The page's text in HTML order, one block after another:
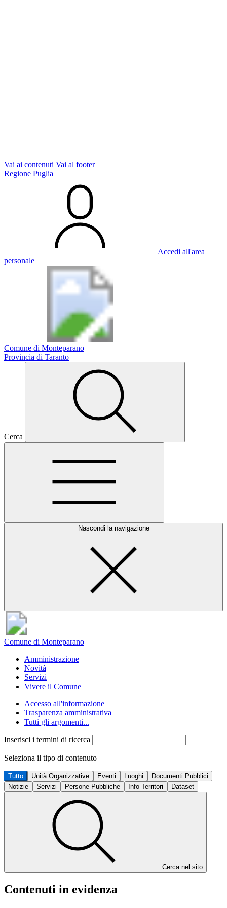
Vai ai contenuti Vai al footer
Regione Puglia
Accedi all'area
personale
Comune di Monteparano
Provincia di Taranto
Cerca
Nascondi la navigazione
Comune di Monteparano
Amministrazione
Novità
Servizi
Vivere il Comune
Accesso all'informazione
Trasparenza amministrativa
Tutti gli argomenti...
Inserisci i termini di ricerca
Seleziona il tipo di contenuto
Tutto Unità Organizzative Eventi Luoghi
Documenti Pubblici
Notizie
Servizi Persone Pubbliche Info Territori Dataset
Cerca nel sito
Contenuti in evidenza